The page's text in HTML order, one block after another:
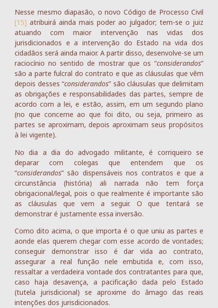
Nesse mesmo diapasão, o novo Código de Processo Civil
[15] atribuirá ainda mais poder ao julgador; tem-se o juiz
atuando com maior intervenção nas vidas dos
jurisdicionados e a intervenção do Estado na vida dos
cidadãos será ainda maior. A partir disso, desenvolve-se um
raciocínio no sentido de mostrar que os “considerandos”
são a parte fulcral do contrato e que as cláusulas que vêm
depois desses “considerandos” são cláusulas que delimitam
as obrigações e responsabilidades das partes, sempre de
acordo com a lei, e estão, assim, em um segundo plano
(no que concerne ao que foi dito, ou seja, primeiro as
partes se aproximam, depois aproximam seus propósitos
à lei vigente).
No dia a dia do advogado militante, é corriqueiro se
deparar com colegas que entendem que os
“considerandos” são dispensáveis nos contratos e que a
circunstância (história) ali narrada não tem força
obrigacional/legal, pois o que realmente é importante são
as cláusulas que vem a seguir. O que tentará se
demonstrar é justamente essa inversão.
Como dito acima, o que importa é o que uniu as partes e
aonde elas querem chegar com esse acordo de vontades;
conseguir demonstrar isso é dar vida ao contrato,
assegurar a real função nele embutida e, com isso,
ressaltar a verdadeira vontade dos contratantes para que,
caso haja desavença, a pacificação dada pelo Estado
(tutela jurisdicional) se aproxime do âmago das reais
intenções dos jurisdicionados.